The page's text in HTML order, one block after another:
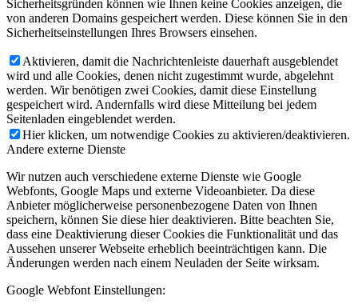
Sicherheitsgründen können wie Ihnen keine Cookies anzeigen, die
von anderen Domains gespeichert werden. Diese können Sie in den
Sicherheitseinstellungen Ihres Browsers einsehen.
Aktivieren, damit die Nachrichtenleiste dauerhaft ausgeblendet
wird und alle Cookies, denen nicht zugestimmt wurde, abgelehnt
werden. Wir benötigen zwei Cookies, damit diese Einstellung
gespeichert wird. Andernfalls wird diese Mitteilung bei jedem
Seitenladen eingeblendet werden.
Hier klicken, um notwendige Cookies zu aktivieren/deaktivieren.
Andere externe Dienste
Wir nutzen auch verschiedene externe Dienste wie Google
Webfonts, Google Maps und externe Videoanbieter. Da diese
Anbieter möglicherweise personenbezogene Daten von Ihnen
speichern, können Sie diese hier deaktivieren. Bitte beachten Sie,
dass eine Deaktivierung dieser Cookies die Funktionalität und das
Aussehen unserer Webseite erheblich beeinträchtigen kann. Die
Änderungen werden nach einem Neuladen der Seite wirksam.
Google Webfont Einstellungen: